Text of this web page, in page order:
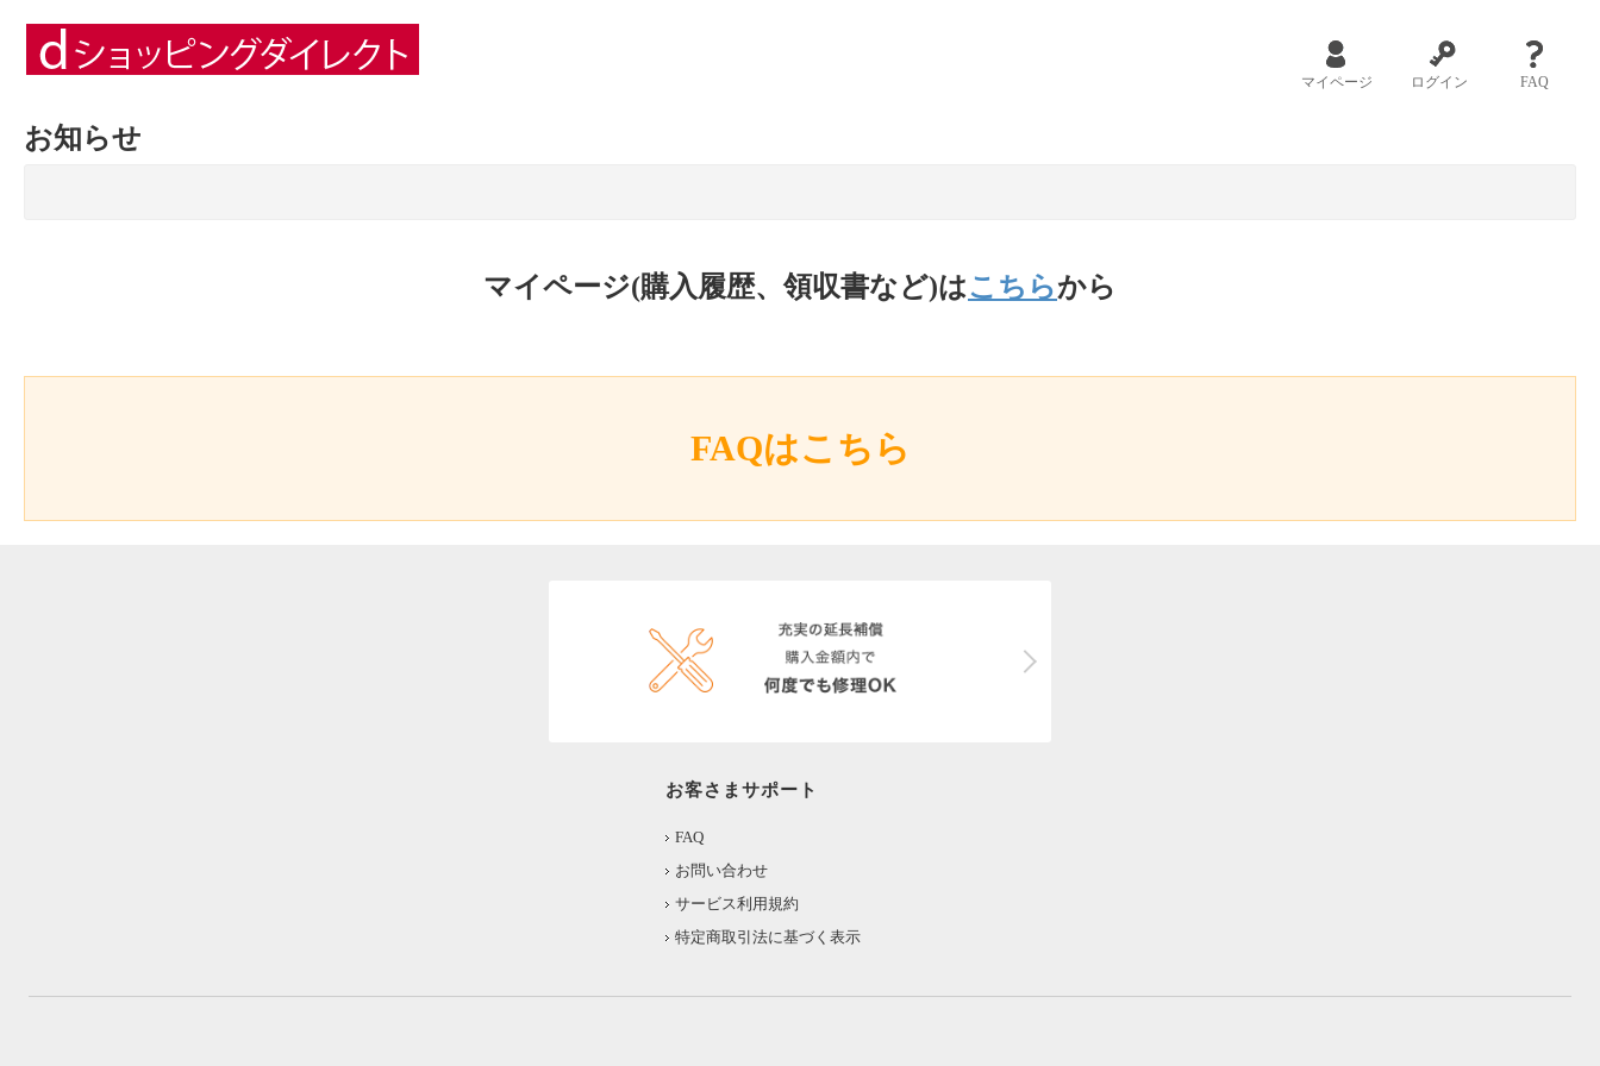
マイページ ログイン FAQ
お知らせ
マイページ(購入履歴、領収書など)はこちらから
FAQはこちら
お客さまサポート
FAQ
お問い合わせ
サービス利用規約
特定商取引法に基づく表示